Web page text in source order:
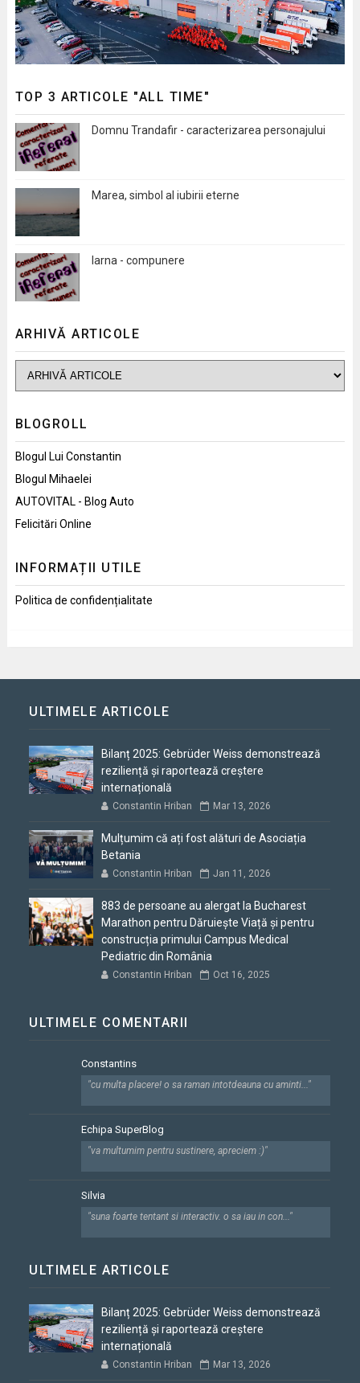
TOP 3 ARTICOLE "ALL TIME"
Domnu Trandafir - caracterizarea personajului
Marea, simbol al iubirii eterne
Iarna - compunere
ARHIVĂ ARTICOLE
BLOGROLL
Blogul Lui Constantin
Blogul Mihaelei
AUTOVITAL - Blog Auto
Felicitări Online
INFORMAȚII UTILE
Politica de confidențialitate
ULTIMELE ARTICOLE
Bilanț 2025: Gebrüder Weiss demonstrează
reziliență și raportează creștere
internațională
Constantin Hriban Mar 13, 2026
Mulțumim că ați fost alături de Asociația
Betania
Constantin Hriban Jan 11, 2026
883 de persoane au alergat la Bucharest
Marathon pentru Dăruiește Viață și pentru
construcția primului Campus Medical
Pediatric din România
Constantin Hriban Oct 16, 2025
ULTIMELE COMENTARII
Constantins
"cu multa placere! o sa raman intotdeauna cu aminti..."
Echipa SuperBlog
"va multumim pentru sustinere, apreciem :)"
Silvia
"suna foarte tentant si interactiv. o sa iau in con..."
ULTIMELE ARTICOLE
Bilanț 2025: Gebrüder Weiss demonstrează
reziliență și raportează creștere
internațională
Constantin Hriban Mar 13, 2026